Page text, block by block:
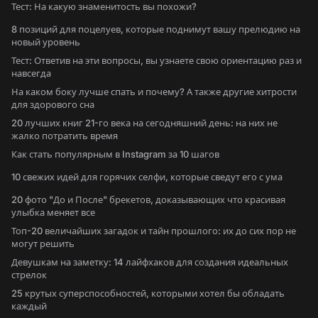
Тест: На какую знаменитость вы похожи?
8 позиций для поцелуев, которые поднимут вашу прелюдию на
новый уровень
Тест: Ответив на эти вопросы, вы узнаете свою ориентацию раз и
навсегда
На каком боку лучше спать и почему? А также другие хитрости
для здорового сна
20 лучших книг 21-го века на сегодняшний день: на них не
жалко потратить время
Как стать популярным в Instagram за 10 шагов
10 свежих идей для горячих селфи, которые сведут его с ума
20 фото "До и После" брекетов, доказывающих что красивая
улыбка меняет все
Топ-20 величайших загадок и тайн прошлого: их до сих пор не
могут решить
Девушкам на заметку: 14 лайфхаков для создания идеальных
стрелок
25 крутых суперспособностей, которыми хотел бы обладать
каждый